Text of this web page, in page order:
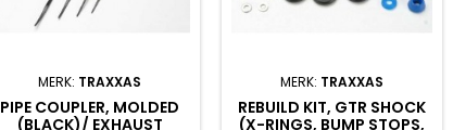
MERK: TRAXXAS
PIPE COUPLER, MOLDED
(BLACK)/ EXHAUST
MERK: TRAXXAS
REBUILD KIT, GTR SHOCK
(X-RINGS, BUMP STOPS,